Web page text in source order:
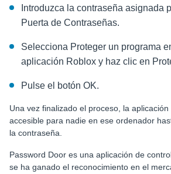
Introduzca la contraseña asignada
Puerta de Contraseñas.
Selecciona Proteger un programa
aplicación Roblox y haz clic en
Pulse el botón OK.
Una vez finalizado el proceso, la
accesible para nadie en ese ordenador
la contraseña.
Password Door es una aplicación de
se ha ganado el reconocimiento en el